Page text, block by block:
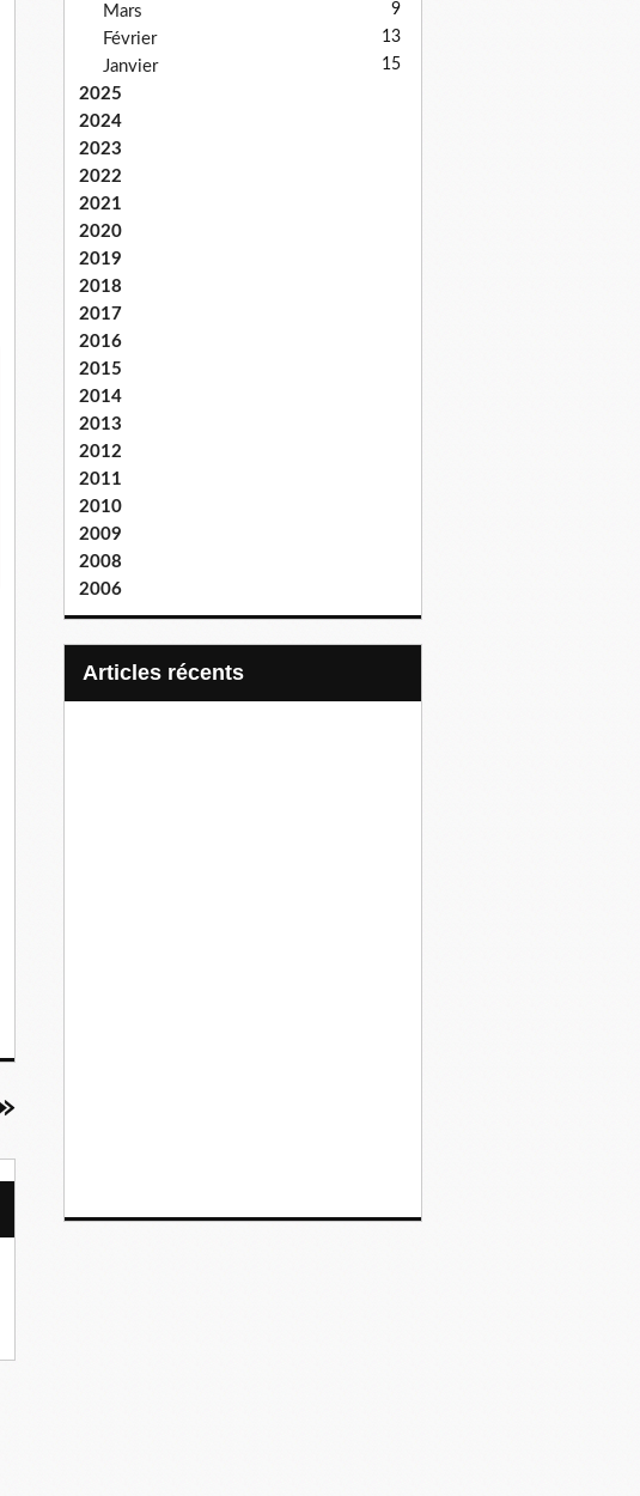
Mars 9
Février 13
Janvier 15
2025
2024
2023
2022
2021
2020
2019
2018
2017
2016
2015
2014
2013
2012
2011
2010
2009
2008
2006
articles récents